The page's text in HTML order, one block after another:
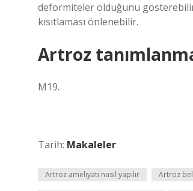
deformiteler olduğunu
kısıtlaması önlenebilir.
Artroz
M19.
Tarih: Makaleler
Artroz ameliyatı nasıl yapılır Artroz